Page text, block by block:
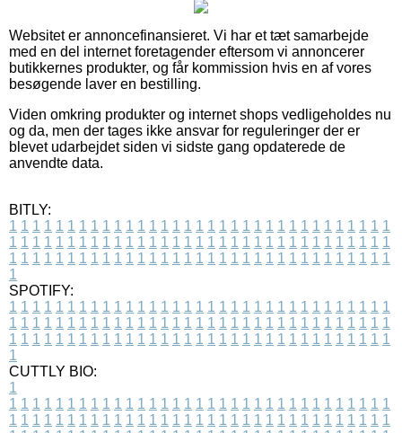
Websitet er annoncefinansieret. Vi har et tæt samarbejde
med en del internet foretagender eftersom vi annoncerer
butikkernes produkter, og får kommission hvis en af vores
besøgende laver en bestilling.
Viden omkring produkter og internet shops vedligeholdes nu
og da, men der tages ikke ansvar for reguleringer der er
blevet udarbejdet siden vi sidste gang opdaterede de
anvendte data.
BITLY:
1 1 1 1 1 1 1 1 1 1 1 1 1 1 1 1 1 1 1 1 1 1 1 1 1 1 1 1 1 1 1 1 1
1 1 1 1 1 1 1 1 1 1 1 1 1 1 1 1 1 1 1 1 1 1 1 1 1 1 1 1 1 1 1 1 1
1 1 1 1 1 1 1 1 1 1 1 1 1 1 1 1 1 1 1 1 1 1 1 1 1 1 1 1 1 1 1 1 1
1
SPOTIFY:
1 1 1 1 1 1 1 1 1 1 1 1 1 1 1 1 1 1 1 1 1 1 1 1 1 1 1 1 1 1 1 1 1
1 1 1 1 1 1 1 1 1 1 1 1 1 1 1 1 1 1 1 1 1 1 1 1 1 1 1 1 1 1 1 1 1
1 1 1 1 1 1 1 1 1 1 1 1 1 1 1 1 1 1 1 1 1 1 1 1 1 1 1 1 1 1 1 1 1
1
CUTTLY BIO:
1
1 1 1 1 1 1 1 1 1 1 1 1 1 1 1 1 1 1 1 1 1 1 1 1 1 1 1 1 1 1 1 1 1
1 1 1 1 1 1 1 1 1 1 1 1 1 1 1 1 1 1 1 1 1 1 1 1 1 1 1 1 1 1 1 1 1